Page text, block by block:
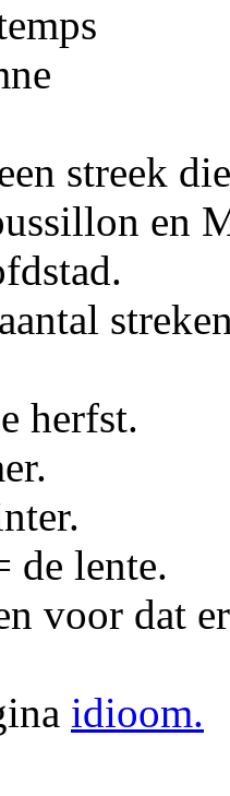
streek
en
herfst.
de lente.
voor dat
idioom.